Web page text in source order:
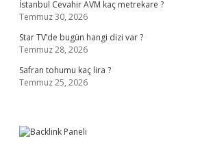
İstanbul Cevahir AVM kaç metrekare ?
Temmuz 30, 2026
Star TV’de bugün hangi dizi var ?
Temmuz 28, 2026
Safran tohumu kaç lira ?
Temmuz 25, 2026